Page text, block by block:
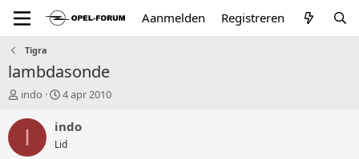
Aanmelden Registreren
Tigra
lambdasonde
T
p
indo
S
a
t
4 apr 2010
I indo
Lid